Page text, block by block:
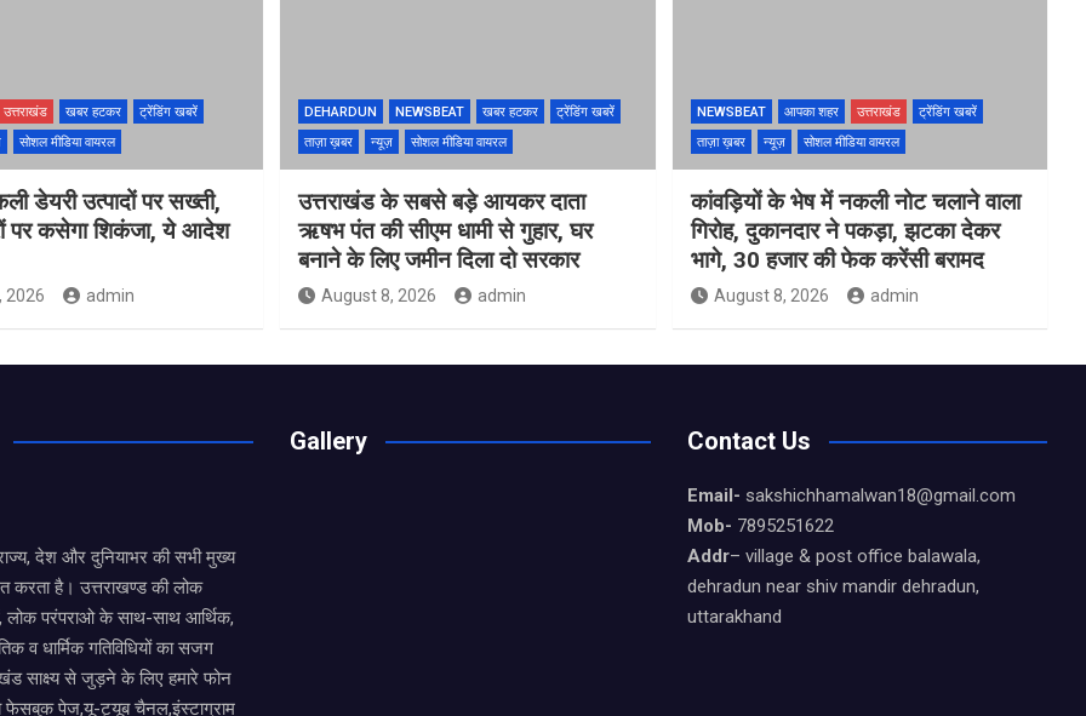
उत्तराखंड खबर हटकर
ट्रेंडिंग खबरें
सोशल मीडिया वायरल
डेयरी उत्पादों पर सख्ती,
पर कसेगा शिकंजा, ये आदेश
2026 admin
DEHARDUN NEWSBEAT खबर हटकर
ट्रेंडिंग खबरें
ताज़ा ख़बर
न्यूज़ सोशल मीडिया वायरल
उत्तराखंड के सबसे बड़े आयकर दाता
ऋषभ पंत की सीएम धामी से गुहार, घर
बनाने के लिए जमीन दिला दो सरकार
August 8, 2026 admin
NEWSBEAT आपका शहर उत्तराखंड
ट्रेंडिंग खबरें
ताज़ा ख़बर
न्यूज़ सोशल मीडिया वायरल
कांवड़ियों के भेष में नकली नोट चलाने वाला
गिरोह, दुकानदार ने पकड़ा, झटका देकर
भागे, 30 हजार की फेक करेंसी बरामद
August 8, 2026 admin
देश और दुनियाभर की सभी मुख्य
करता है। उत्तराखण्ड की लोक
लोक परंपराओ के साथ-साथ आर्थिक,
व धार्मिक गतिविधियों का सजग
साक्ष्य से जुड़ने के लिए हमारे फोन
फेसबुक पेज,यू-ट्यूब चैनल,इंस्टाग्राम
Gallery Contact Us
Email- sakshichhamalwan18@gmail.com
Mob- 7895251622
Addr– village & post office balawala,
dehradun near shiv mandir dehradun,
uttarakhand